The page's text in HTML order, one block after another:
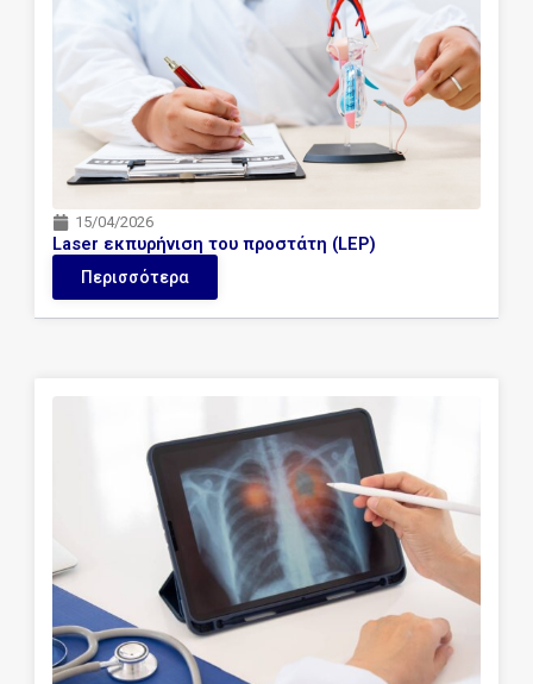
15/04/2026
Laser εκπυρήνιση του προστάτη (LEP)
Περισσότερα